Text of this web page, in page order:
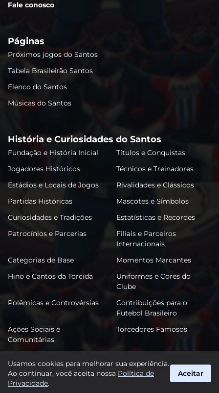
Fale conosco
Páginas
Próximos jogos do Santos
Tabela Brasileirão Santos
Elenco do Santos
Músicas do Santos
História e Curiosidades do Santos
Fundação e História Inicial
Títulos e Conquistas
Jogadores Históricos
Técnicos e Treinadores
Estádios e Locais de Jogos
Rivalidades e Clássicos
Partidas Históricas
Mascotes e Símbolos
Curiosidades e Tradições
Estatísticas e Recordes
Patrocínios e Parcerias
Filiais e Parceiros
Internacionais
Categorias de Base
Momentos Marcantes
Hino e Cantos da Torcida
Uniformes e Cores do
Clube
Polêmicas e Controvérsias
Contribuições para o
Futebol Brasileiro
Ações Sociais e
Comunitárias
Torcedores Famosos
FutSantos
Usamos cookies para melhorar sua experiência.
Ao continuar, você aceita nossa Política de
Privacidade.
Aceitar